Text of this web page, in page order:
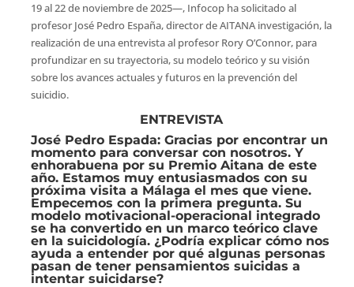
19 al 22 de noviembre de 2025—, Infocop ha solicitado al
profesor José Pedro España, director de AITANA investigación, la
realización de una entrevista al profesor Rory O’Connor, para
profundizar en su trayectoria, su modelo teórico y su visión
sobre los avances actuales y futuros en la prevención del
suicidio.
ENTREVISTA
José Pedro Espada: Gracias por encontrar un
momento para conversar con nosotros. Y
enhorabuena por su Premio Aitana de este
año. Estamos muy entusiasmados con su
próxima visita a Málaga el mes que viene.
Empecemos con la primera pregunta. Su
modelo motivacional-operacional integrado
se ha convertido en un marco teórico clave
en la suicidología. ¿Podría explicar cómo nos
ayuda a entender por qué algunas personas
pasan de tener pensamientos suicidas a
intentar suicidarse?